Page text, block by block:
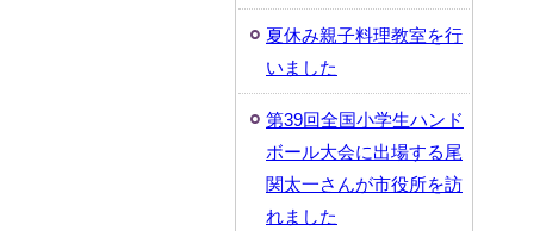
夏休み親子料理教室を行
いました
第39回全国小学生ハンド
ボール大会に出場する尾
関太一さんが市役所を訪
れました